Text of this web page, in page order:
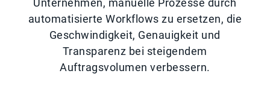
Unternehmen, manuelle Prozesse durch
automatisierte Workflows zu ersetzen, die
Geschwindigkeit, Genauigkeit und
Transparenz bei steigendem
Auftragsvolumen verbessern.